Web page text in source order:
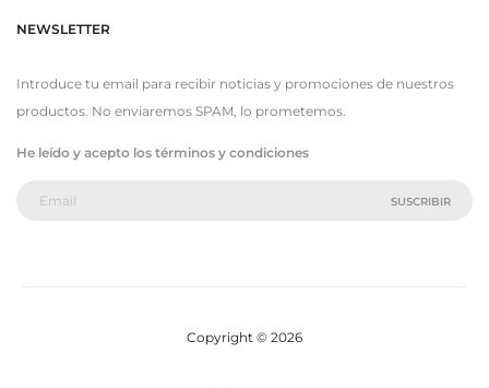
NEWSLETTER
Introduce tu email para recibir noticias y promociones de nuestros
productos. No enviaremos SPAM, lo prometemos.
He leído y acepto los términos y condiciones
Copyright © 2026